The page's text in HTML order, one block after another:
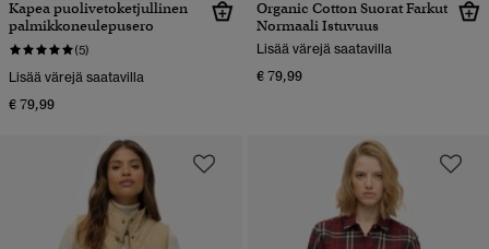
Kapea puolivetoketjullinen
palmikkoneulepusero
(5)
Lisää värejä saatavilla
€ 79,99
Organic Cotton Suorat Farkut
Normaali Istuvuus
Lisää värejä saatavilla
€ 79,99